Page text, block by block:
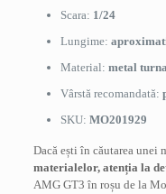
Scara: 1/24
Lungime:
Material: metal
Vârstă recomandată:
SKU: MO201929
Dacă ești în căutarea unei
materialelor, atenția la
AMG GT3 în roșu de la